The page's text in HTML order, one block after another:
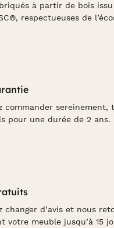
à partir de bois
respectueuses de
commander sereinement,
pour une durée de 2 ans.
changer d’avis et nous
votre meuble jusqu’à 15